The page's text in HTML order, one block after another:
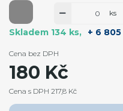
Skladem 134 ks + 6 805
ks
Cena bez DPH
180 Kč
Cena s DPH 217,8 Kč